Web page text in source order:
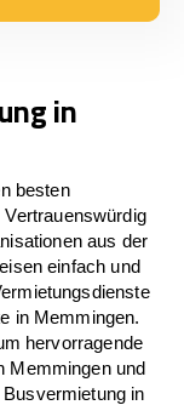
in
besten
aus der
einfach und
in Memmingen.
hervorragende
Memmingen und
in